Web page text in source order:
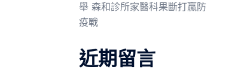
舉 森和診所家醫科果斷打贏防
疫戰
近期留言